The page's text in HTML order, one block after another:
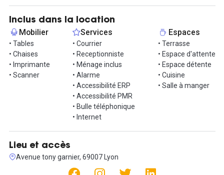
- l'accès à une salle à manger et une cuisine,
- l'accès à des "phone boxes".
Le + : un superbe rooftop !
Nos conditions en prestation de services sont les suivantes :
12 mois minimum d'engagement,
1 mois de préavis,
1 mois de dépôt de garantie.
Contactez nous au 06 25 94 07 84 ou directement par
l'intermédiaire de la messagerie Hub-Grade.
Inclus dans la location
Mobilier
• Tables
• Chaises
• Imprimante
• Scanner
Services
• Courrier
• Receptionniste
• Ménage inclus
• Alarme
• Accessibilité ERP
• Accessibilité PMR
• Bulle téléphonique
• Internet
Espaces
• Terrasse
• Espace d'attente
• Espace détente
• Cuisine
• Salle à manger
Lieu et accès
Avenue tony garnier, 69007 Lyon